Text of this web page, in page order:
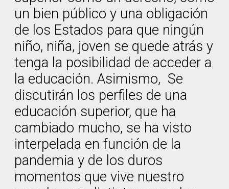
un bien público y una obligación
de los Estados para que ningún
niño, niña, joven se quede atrás y
tenga la posibilidad de acceder a
la educación. Asimismo, Se
discutirán los perfiles de una
educación superior, que ha
cambiado mucho, se ha visto
interpelada en función de la
pandemia y de los duros
momentos que vive nuestro